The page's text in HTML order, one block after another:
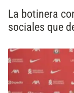
La botinera
sociales que